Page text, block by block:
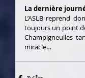
La dernière
L’ASLB reprend
toujours un point
Champigneulles
miracle…